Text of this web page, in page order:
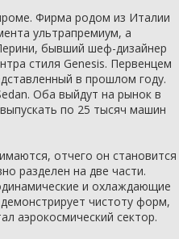
Фирма родом из Италии
ультрапремиум, а
бывший шеф-дизайнер
стиля Genesis. Первенцем
в прошлом году.
Оба выйдут на рынок в
по 25 тысяч машин
отчего он становится
разделен на две части.
и охлаждающие
чистоту форм,
аэрокосмический сектор.